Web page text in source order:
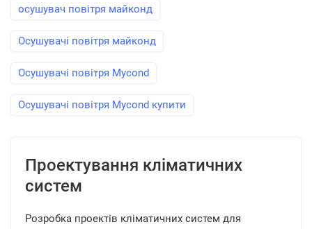
осушувач повітря майконд
Осушувачі повітря майконд
Осушувачі повітря Mycond
Осушувачі повітря Mycond купити
Проектування кліматичних
систем
Розробка проектів кліматичних систем для